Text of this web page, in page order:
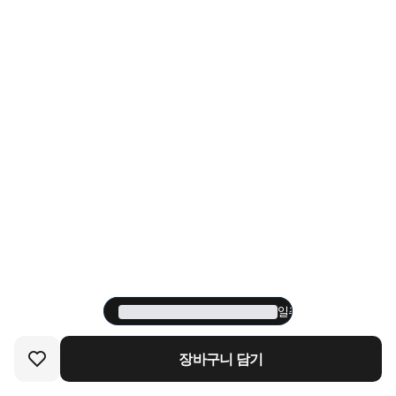
일주일 내에 178명이
장바구니 담기
일주일 내에 178명이
장바구니 담기